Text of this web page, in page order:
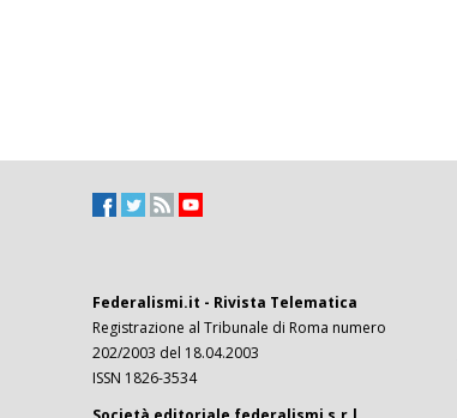
Federalismi.it - Rivista Telematica
Registrazione al Tribunale di Roma numero
202/2003 del 18.04.2003
ISSN 1826-3534